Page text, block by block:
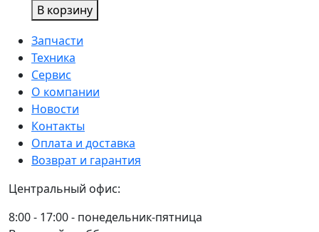
/65115.2902028-
10/
НПО
УРАЛ
Диск
сцепл.ведом.
КамАЗ
усил.
с
2
пруж.
(207.119/142-
1601130)
В корзину
Запчасти
Техника
Сервис
О компании
Новости
Контакты
Оплата и доставка
Возврат и гарантия
Центральный офис:
8:00 - 17:00 - понедельник-пятница